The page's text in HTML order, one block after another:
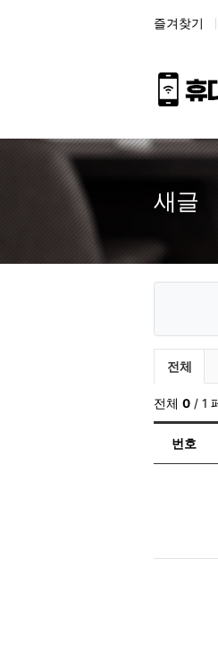
즐겨찾기
새글
전체
전체
전체 0 / 1
번호